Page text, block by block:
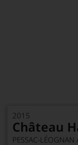
2015
Château
PESSAC-